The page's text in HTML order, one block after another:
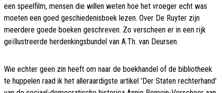
een speelfilm, mensen die willen weten hoe het vroeger echt was
moeten een goed geschiedenisboek lezen. Over De Ruyter zijn
meerdere goede boeken geschreven. Zo verscheen er in een rijk
geïllustreerde herdenkingsbundel van A.Th. van Deursen.
Wie echter geen zin heeft om naar de boekhandel of de bibliotheek
te huppelen raad ik het alleraardigste artikel 'Der Staten rechterhand'